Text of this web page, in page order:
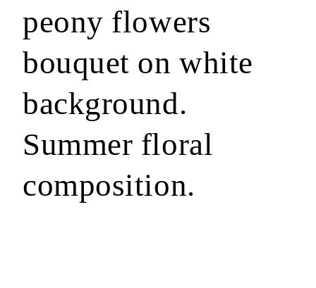
peony flowers
bouquet on white
background.
Summer floral
composition.